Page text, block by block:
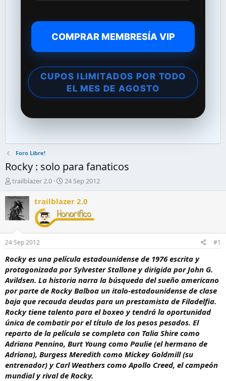
COMPRAR MEMBRESÍA VIP
CUPOS ILIMITADOS POR TODO
EL MES DE AGOSTO
Foro Libre!
Rocky : solo para fanaticos
A
t
o
r
e
l
e
m
a
trailblazer 2.0
F
c
a
e
i
c
i
o
24 Sep 2012
trailblazer 2.0
24 Sep 2012 #1
Rocky es una película estadounidense de 1976 escrita y
protagonizada por Sylvester Stallone y dirigida por John G.
Avildsen. La historia narra la búsqueda del sueño americano
por parte de Rocky Balboa un italo-estadounidense de clase
baja que recauda deudas para un prestamista de Filadelfia.
Rocky tiene talento para el boxeo y tendrá la oportunidad
única de combatir por el título de los pesos pesados. El
reparto de la película se completa con Talia Shire como
Adriana Pennino, Burt Young como Paulie (el hermano de
Adriana), Burgess Meredith como Mickey Goldmill (su
entrenador) y Carl Weathers como Apollo Creed, el campeón
mundial y rival de Rocky.